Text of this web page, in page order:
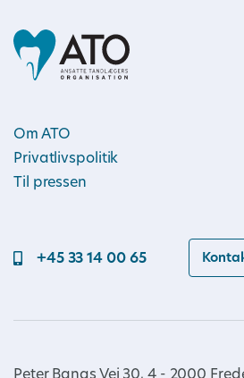
Om ATO
Privatlivspolitik
Til pressen
+45 33 14 00 65